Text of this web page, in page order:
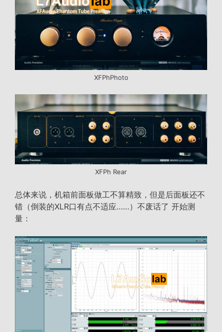
XFPhPhoto
XFPh Rear
总体来说，机箱前面板做工不算精致，但是后面板还不
错（倒装的XLR口有点不适应……）不废话了 开始测
量：